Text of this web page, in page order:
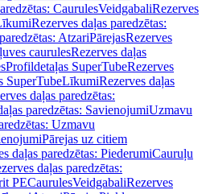
CaurulesVeidgabaliRezerves
Rezerves daļas paredzētas:
AtzariPārejasRezerves
caurulesRezerves daļas
Profildetaļas SuperTubeRezerves
SuperTubeLīkumiRezerves daļas
daļas paredzētas:
paredzētas: SavienojumiUzmavu
Uzmavu
Pārejas uz citiem
daļas paredzētas: PiederumiCauruļu
daļas paredzētas:
PECaurulesVeidgabaliRezerves